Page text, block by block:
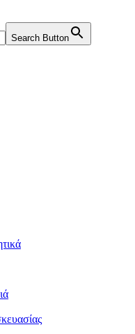
Search Button